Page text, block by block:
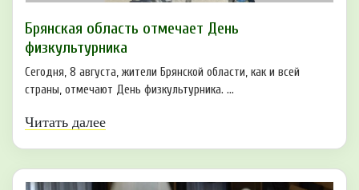
Брянская область отмечает День
физкультурника
Сегодня, 8 августа, жители Брянской области, как и всей
страны, отмечают День физкультурника. ...
Читать далее